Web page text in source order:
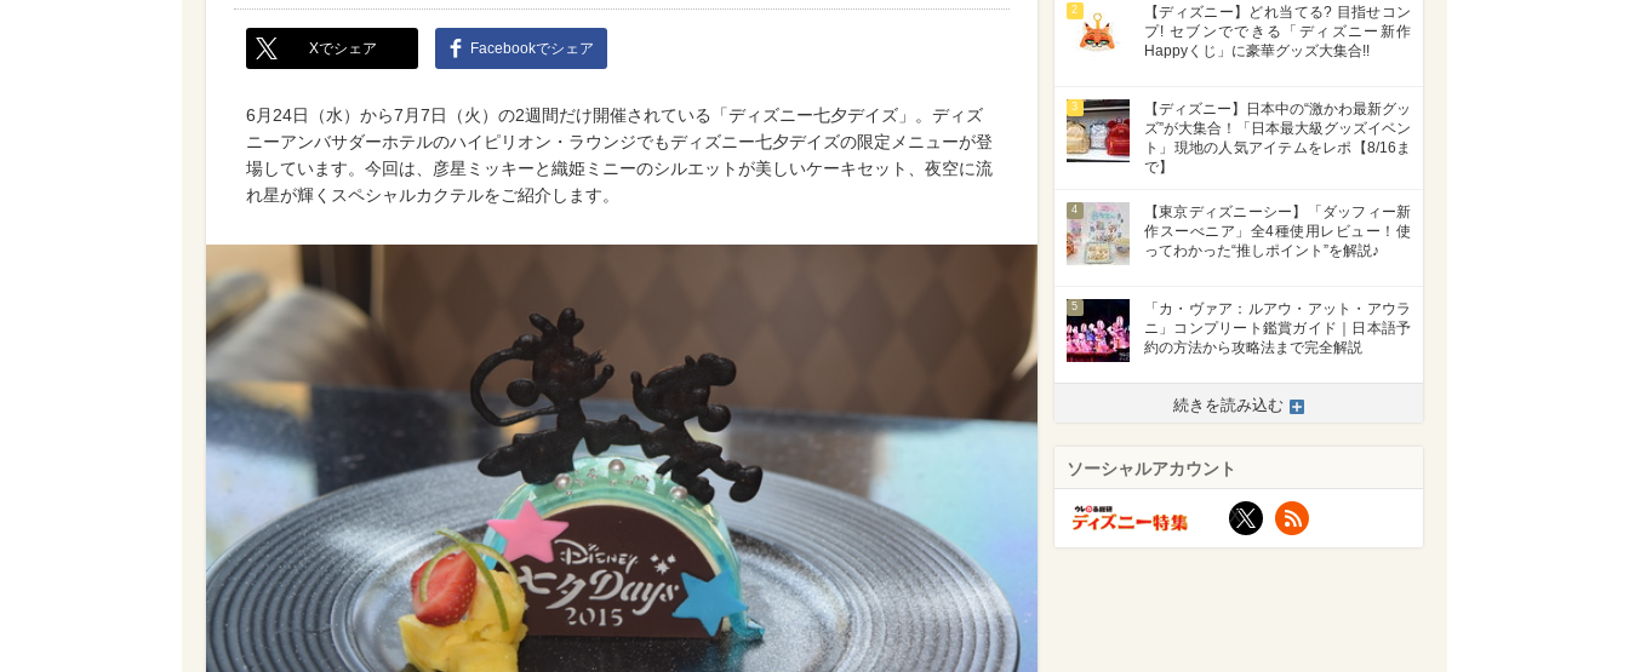
Xでシェア Facebookでシェア
6月24日（水）から7月7日（火）の2週間だけ開催されている「ディズニー七夕デイズ」。ディズ
ニーアンバサダーホテルのハイピリオン・ラウンジでもディズニー七夕デイズの限定メニューが登
場しています。今回は、彦星ミッキーと織姫ミニーのシルエットが美しいケーキセット、夜空に流
れ星が輝くスペシャルカクテルをご紹介します。
2
【ディズニー】どれ当てる? 目指せコン
プ! セブンでできる「ディズニー新作
Happyくじ」に豪華グッズ大集合!!
3
【ディズニー】日本中の“激かわ最新グッ
ズ”が大集合！「日本最大級グッズイベン
ト」現地の人気アイテムをレポ【8/16ま
で】
4
【東京ディズニーシー】「ダッフィー新
作スーべニア」全4種使用レビュー！使
ってわかった“推しポイント”を解説♪
5
「カ・ヴァア：ルアウ・アット・アウラ
ニ」コンプリート鑑賞ガイド｜日本語予
約の方法から攻略法まで完全解説
続きを読み込む
ソーシャルアカウント
X